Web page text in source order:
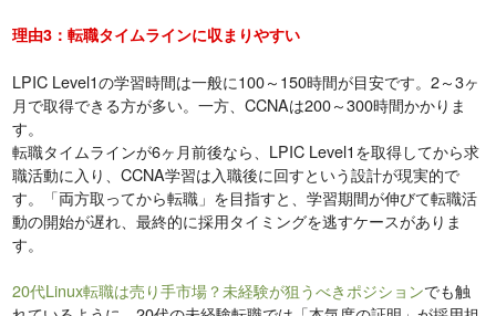
理由3：転職タイムラインに収まりやすい
LPIC Level1の学習時間は一般に100～150時間が目安です。2～3ヶ
月で取得できる方が多い。一方、CCNAは200～300時間かかりま
す。
転職タイムラインが6ヶ月前後なら、LPIC Level1を取得してから求
職活動に入り、CCNA学習は入職後に回すという設計が現実的で
す。「両方取ってから転職」を目指すと、学習期間が伸びて転職活
動の開始が遅れ、最終的に採用タイミングを逃すケースがありま
す。
20代Linux転職は売り手市場？未経験が狙うべきポジションでも触